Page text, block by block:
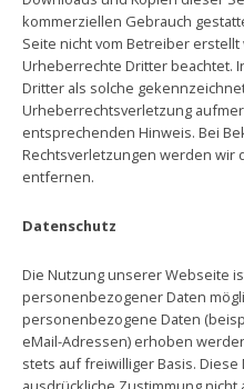
kommerziellen Gebrauch
Seite nicht vom Betreiber
Urheberrechte Dritter beachtet.
Dritter als solche
Urheberrechtsverletzung
entsprechenden Hinweis. Bei
Rechtsverletzungen werden wir
entfernen.
Datenschutz
Die Nutzung unserer Webseite
personenbezogener Daten
personenbezogene Daten
eMail-Adressen) erhoben
stets auf freiwilliger Basis.